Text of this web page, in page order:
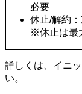
必要
休止/解約
※休止は最
詳しくは、イニ
い。